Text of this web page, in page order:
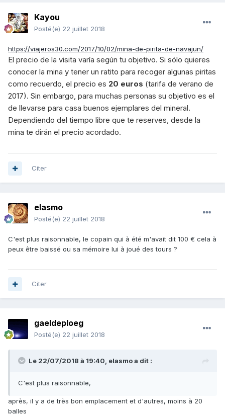
Kayou
Posté(e) 22 juillet 2018
https://viajeros30.com/2017/10/02/mina-de-pirita-de-navajun/
El precio de la visita varía según tu objetivo. Si sólo quieres
conocer la mina y tener un ratito para recoger algunas piritas
como recuerdo, el precio es 20 euros (tarifa de verano de
2017). Sin embargo, para muchas personas su objetivo es el
de llevarse para casa buenos ejemplares del mineral.
Dependiendo del tiempo libre que te reserves, desde la
mina te dirán el precio acordado.
Citer
elasmo
Posté(e) 22 juillet 2018
C'est plus raisonnable, le copain qui à été m'avait dit 100 € cela à
peux être baissé ou sa mémoire lui à joué des tours ?
Citer
gaeldeploeg
Posté(e) 22 juillet 2018
Le 22/07/2018 à 19:40, elasmoa dit :
C'est plus raisonnable,
après, il y a de très bon emplacement et d'autres, moins à 20
balles